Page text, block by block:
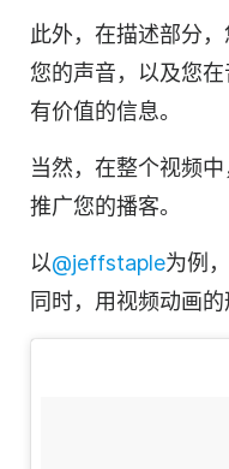
此外，在描述部分
您的声音，以及您
有价值的信息。
当然，在整个视频
推广您的播客。
以@jeffstaple为例
同时，用视频动画的